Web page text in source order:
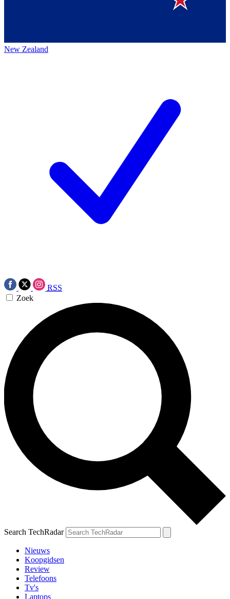
New Zealand
RSS
Zoek
Search TechRadar
Nieuws
Koopgidsen
Review
Telefoons
Tv's
Laptops